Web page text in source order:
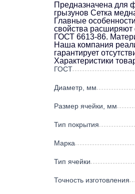
Предназначена для
грызунов Сетка
Главные
свойства расширяют
ГОСТ 6613-86.
Наша компания
гарантирует
Характеристики
ГОСТ
Диаметр, мм
Размер ячейки, мм
Тип покрытия
Марка
Тип ячейки
Точность изготовления